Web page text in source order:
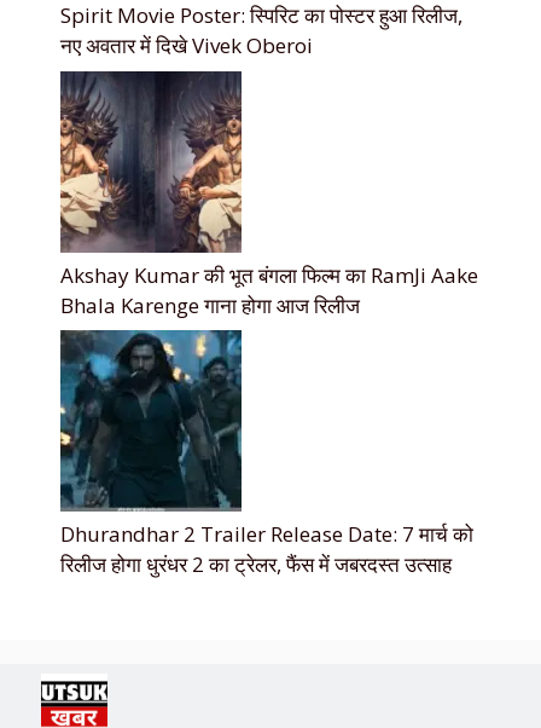
Spirit Movie Poster: स्पिरिट का पोस्टर हुआ रिलीज,
नए अवतार में दिखे Vivek Oberoi
Akshay Kumar की भूत बंगला फिल्म का RamJi Aake
Bhala Karenge गाना होगा आज रिलीज
Dhurandhar 2 Trailer Release Date: 7 मार्च को
रिलीज होगा धुरंधर 2 का ट्रेलर, फैंस में जबरदस्त उत्साह